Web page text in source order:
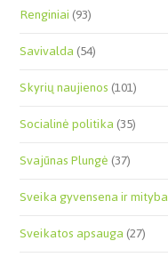
Renginiai(93)
Savivalda(54)
Skyrių naujienos(101)
Socialinė politika(35)
Svajūnas Plungė(37)
Sveika gyvensena ir mityba
Sveikatos apsauga(27)